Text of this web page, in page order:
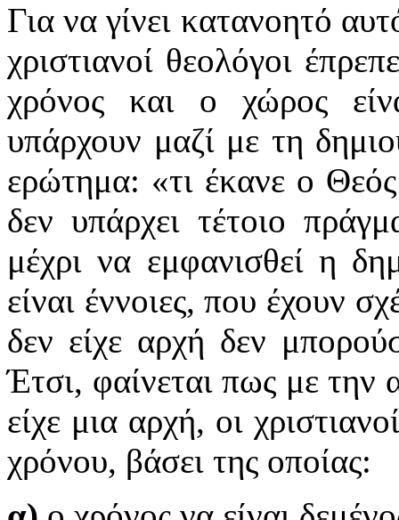
Για να γίνει κατανοητό
χριστιανοί θεολόγοι
χρόνος και ο χώρος
υπάρχουν μαζί με τη
ερώτημα: «τι έκανε ο
δεν υπάρχει τέτοιο
μέχρι να εμφανισθεί η
είναι έννοιες, που έχουν
δεν είχε αρχή δεν
Έτσι, φαίνεται πως με την
είχε μια αρχή, οι
χρόνου, βάσει της οποίας: